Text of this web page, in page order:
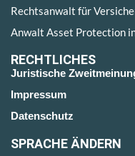
Rechtsanwalt für
Anwalt Asset Protection
RECHTLICHES
Juristische
Impressum
Datenschutz
SPRACHE ÄNDERN